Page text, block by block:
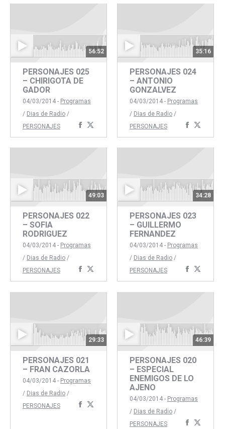
Facebook
Twitter
56:52
PERSONAJES 025
– CHIRIGOTA DE
GADOR
04/03/2014 - Programas
/ Dias de Radio /
PERSONAJES
Compartir
con
Facebook
con
Twitter
35:16
PERSONAJES 024
– ANTONIO
GONZALVEZ
04/03/2014 - Programas
/ Dias de Radio /
PERSONAJES
Compartir
concon
49:03
PERSONAJES 022
– SOFIA
RODRIGUEZ
04/03/2014 - Programas
/ Dias de Radio /
PERSONAJES
Compartir
con
Facebook
con
Twitter
34:28
PERSONAJES 023
– GUILLERMO
FERNANDEZ
04/03/2014 - Programas
/ Dias de Radio /
PERSONAJES
Compartir
concon
29:33
PERSONAJES 021
– FRAN CAZORLA
04/03/2014 - Programas
/ Dias de Radio /
PERSONAJES
Compartir
46:39
PERSONAJES 020
– ESPECIAL
ENEMIGOS DE LO
AJENO
04/03/2014 - Programas
/ Dias de Radio /
PERSONAJES
Compartir